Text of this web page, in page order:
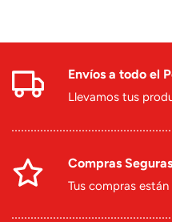
Envíos a todo el
Llevamos tus
Compras Seguras
Tus compras